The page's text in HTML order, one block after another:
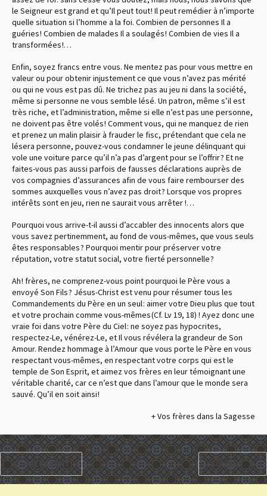
le Seigneur est grand et qu’Il peut tout ! Il peut remédier à n’importe
quelle situation si l’homme a la foi. Combien de personnes Il a
guéries ! Combien de malades Il a soulagés ! Combien de vies Il a
transformées !…
Enfin, soyez francs entre vous. Ne mentez pas pour vous mettre en
valeur ou pour obtenir injustement ce que vous n’avez pas mérité
ou qui ne vous est pas dû. Ne trichez pas au jeu ni dans la société,
même si personne ne vous semble lésé. Un patron, même s’il est
très riche, et l’administration, même si elle n’est pas une personne,
ne doivent pas être volés ! Comment vous, qui ne manquez de rien
et prenez un malin plaisir à frauder le fisc, prétendant que cela ne
lésera personne, pouvez-vous condamner le jeune délinquant qui
vole une voiture parce qu’il n’a pas d’argent pour se l’offrir ? Et ne
faites-vous pas aussi parfois de fausses déclarations auprès de
vos compagnies d’assurances afin de vous faire rembourser des
sommes auxquelles vous n’avez pas droit ? Lorsque vos propres
intérêts sont en jeu, rien ne saurait vous arrêter !…
Pourquoi vous arrive-t-il aussi d’accabler des innocents alors que
vous savez pertinemment, au fond de vous-mêmes, que vous seuls
êtes responsables ? Pourquoi mentir pour préserver votre
réputation, votre statut social, votre fierté personnelle ?
Ah ! frères, ne comprenez-vous point pourquoi le Père vous a
envoyé Son Fils ? Jésus-Christ est venu pour résumer tous les
Commandements du Père en un seul : aimer votre Dieu plus que tout
et votre prochain comme vous-mêmes (Cf. Lv 19, 18) ! Ayez donc une
vraie foi dans votre Père du Ciel : ne soyez pas hypocrites,
respectez-Le, vénérez-Le, et Il vous révélera la grandeur de Son
Amour. Rendez hommage à l’Amour que vous porte le Père en vous
respectant vous-mêmes, en respectant votre corps qui est le
temple de Son Esprit, et aimez vos frères en leur témoignant une
véritable charité, car ce n’est que dans l’amour que le monde sera
sauvé. Qu’il en soit ainsi !
+ Vos frères dans la Sagesse
PRÉCÉDENT SUIVANT